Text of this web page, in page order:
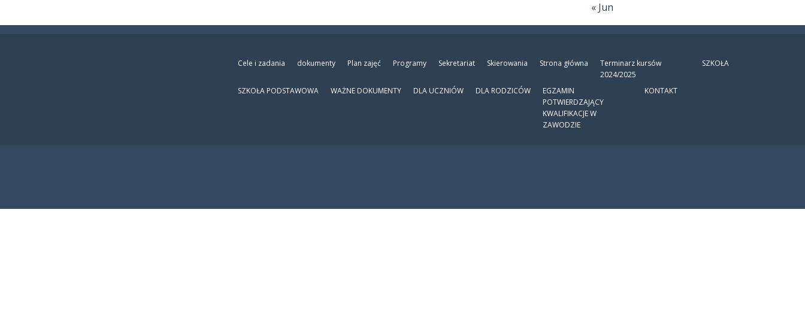
« Jun
Cele i zadania dokumenty Plan zajęć Programy Sekretariat Skierowania Strona główna
Terminarz kursów
2024/2025
SZKOŁA
SZKOŁA PODSTAWOWA WAŻNE DOKUMENTY DLA UCZNIÓW DLA RODZICÓW
EGZAMIN
POTWIERDZAJĄCY
KWALIFIKACJE W
ZAWODZIE
KONTAKT